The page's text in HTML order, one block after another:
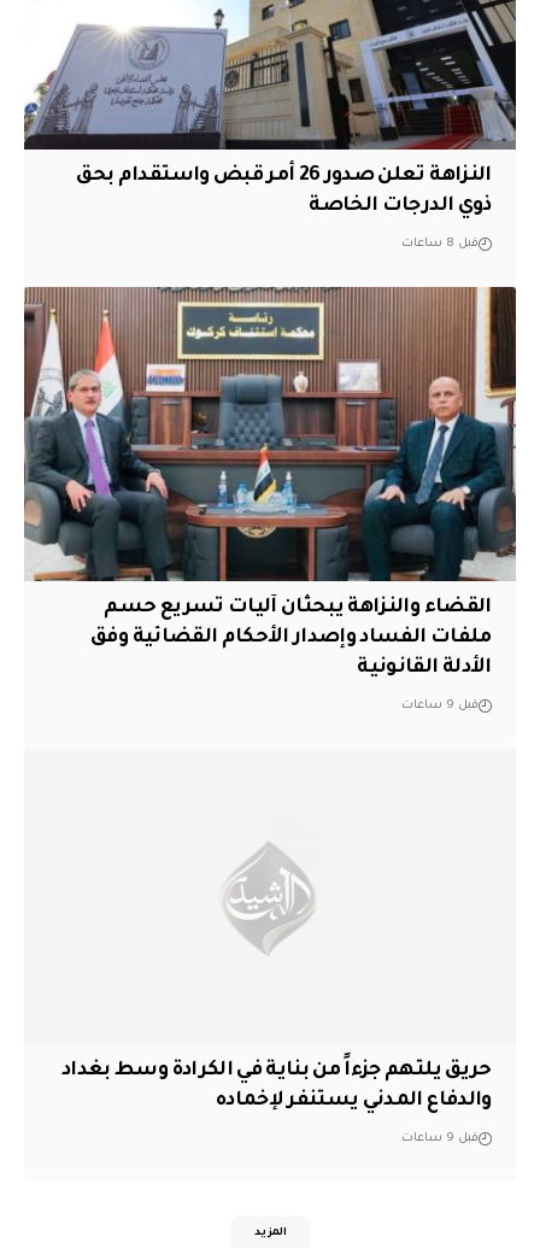
النزاهة تعلن صدور 26 أمر قبض واستقدام بحق
ذوي الدرجات الخاصة
قبل 8 ساعات
القضاء والنزاهة يبحثان آليات تسريع حسم
ملفات الفساد وإصدار الأحكام القضائية وفق
الأدلة القانونية
قبل 9 ساعات
حريق يلتهم جزءاً من بناية في الكرادة وسط بغداد
والدفاع المدني يستنفر لإخماده
قبل 9 ساعات
المزيد